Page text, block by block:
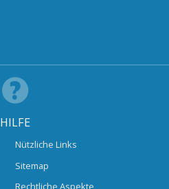
HILFE
Nützliche Links
Sitemap
Rechtliche Aspekte